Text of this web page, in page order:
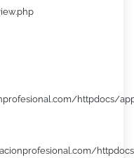
httpdocs/